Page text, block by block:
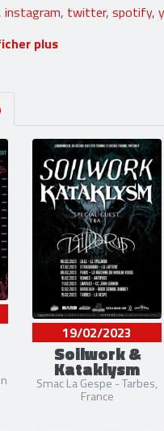
, instagram, twitter, spotify,
plus
19/02/2023
Soilwork &
Kataklysm
Smac La Gespe - Tarbes,
France